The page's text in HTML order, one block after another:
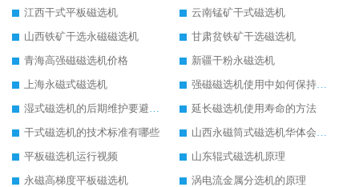
江西干式平板磁选机
云南锰矿干式磁选机
山西铁矿干选永磁磁选机
甘肃贫铁矿干选磁选机
青海高强磁磁选机价格
新疆干粉永磁选机
上海永磁式磁选机
强磁磁选机使用中如何保持其顺畅运行
湿式磁选机的后期维护要避开哪些坑
延长磁选机使用寿命的方法
干式磁选机的技术标准有哪些
山西永磁筒式磁选机华体会手机网页版-华体会(中国)
平板磁选机运行视频
山东辊式磁选机原理
永磁高梯度平板磁选机
涡电流金属分选机的原理